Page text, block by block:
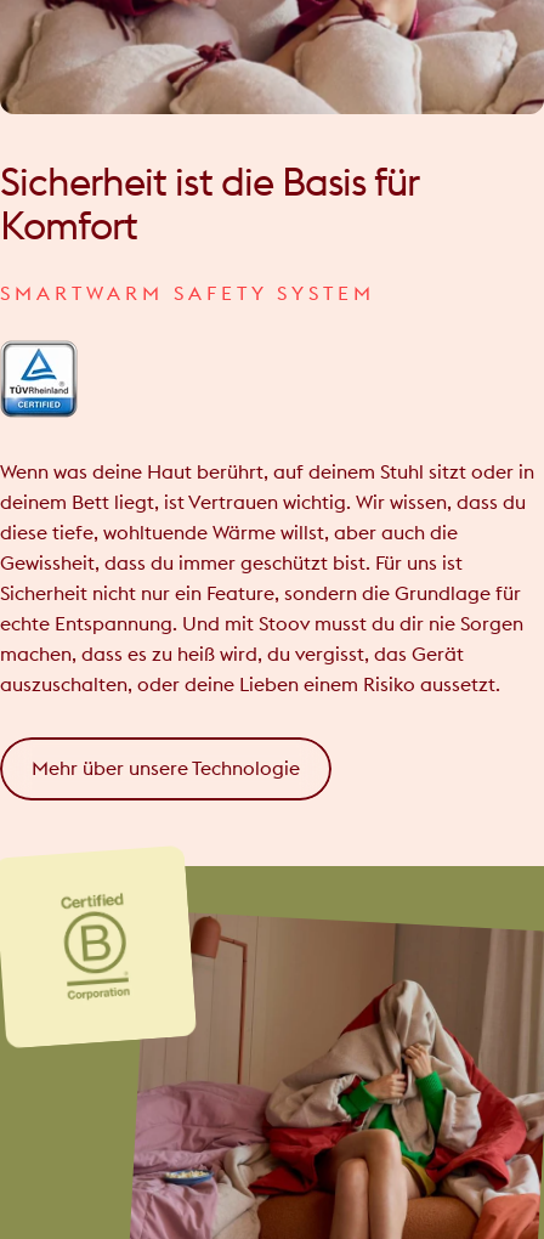
Sicherheit ist die Basis für
Komfort
SMARTWARM SAFETY SYSTEM
Wenn was deine Haut berührt, auf deinem Stuhl sitzt oder in
deinem Bett liegt, ist Vertrauen wichtig. Wir wissen, dass du
diese tiefe, wohltuende Wärme willst, aber auch die
Gewissheit, dass du immer geschützt bist. Für uns ist
Sicherheit nicht nur ein Feature, sondern die Grundlage für
echte Entspannung. Und mit Stoov musst du dir nie Sorgen
machen, dass es zu heiß wird, du vergisst, das Gerät
auszuschalten, oder deine Lieben einem Risiko aussetzt.
Mehr über unsere Technologie